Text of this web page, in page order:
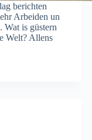
berichten
Arbeiden un
is güstern
Welt? Allens